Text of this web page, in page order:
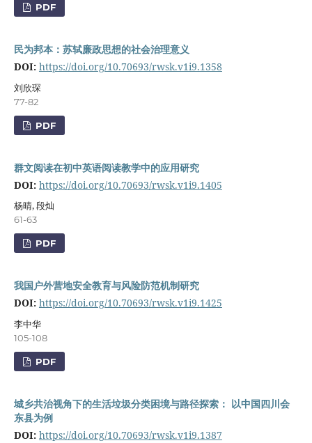
PDF
民为邦本：苏轼廉政思想的社会治理意义
DOI: https://doi.org/10.70693/rwsk.v1i9.1358
刘欣琛
77-82
PDF
群文阅读在初中英语阅读教学中的应用研究
DOI: https://doi.org/10.70693/rwsk.v1i9.1405
杨晴, 段灿
61-63
PDF
我国户外营地安全教育与风险防范机制研究
DOI: https://doi.org/10.70693/rwsk.v1i9.1425
李中华
105-108
PDF
城乡共治视角下的生活垃圾分类困境与路径探索： 以中国四川会
东县为例
DOI: https://doi.org/10.70693/rwsk.v1i9.1387